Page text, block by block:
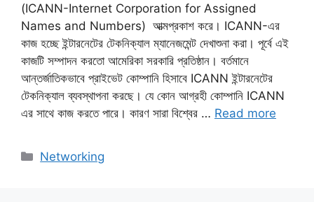
(ICANN-Internet Corporation for Assigned
Names and Numbers) আত্মপ্রকাশ করে। ICANN-এর
কাজ হচ্ছে ইন্টারনেটের টেকনিক্যাল ম্যানেজমেন্ট দেখাশুনা করা। পূর্বে এই
কাজটি সম্পাদন করতো আমেরিকা সরকারি প্রতিষ্ঠান। বর্তমানে
আন্তর্জাতিকভাবে প্রাইভেট কোম্পানি হিসাবে ICANN ইন্টারনেটের
টেকনিক্যাল ব্যবস্থাপনা করছে। যে কোন আগ্রহী কোম্পানি ICANN
এর সাথে কাজ করতে পারে। কারণ সারা বিশ্বের … Read more
Categories
Networking